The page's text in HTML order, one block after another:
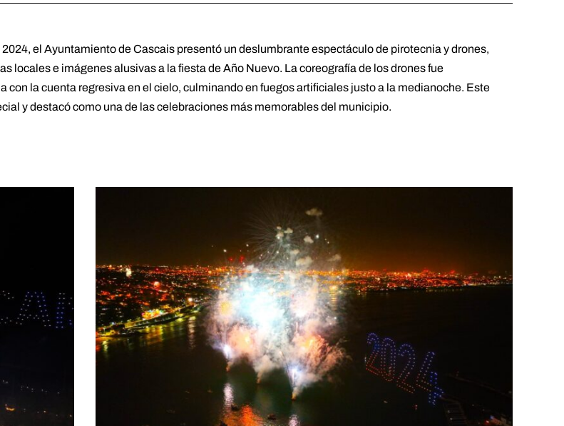
el Ayuntamiento de Cascais presentó un deslumbrante espectáculo de pirotecnia y drones,
locales e imágenes alusivas a la fiesta de Año Nuevo. La coreografía de los drones fue
con la cuenta regresiva en el cielo, culminando en fuegos artificiales justo a la medianoche. Este
y destacó como una de las celebraciones más memorables del municipio.